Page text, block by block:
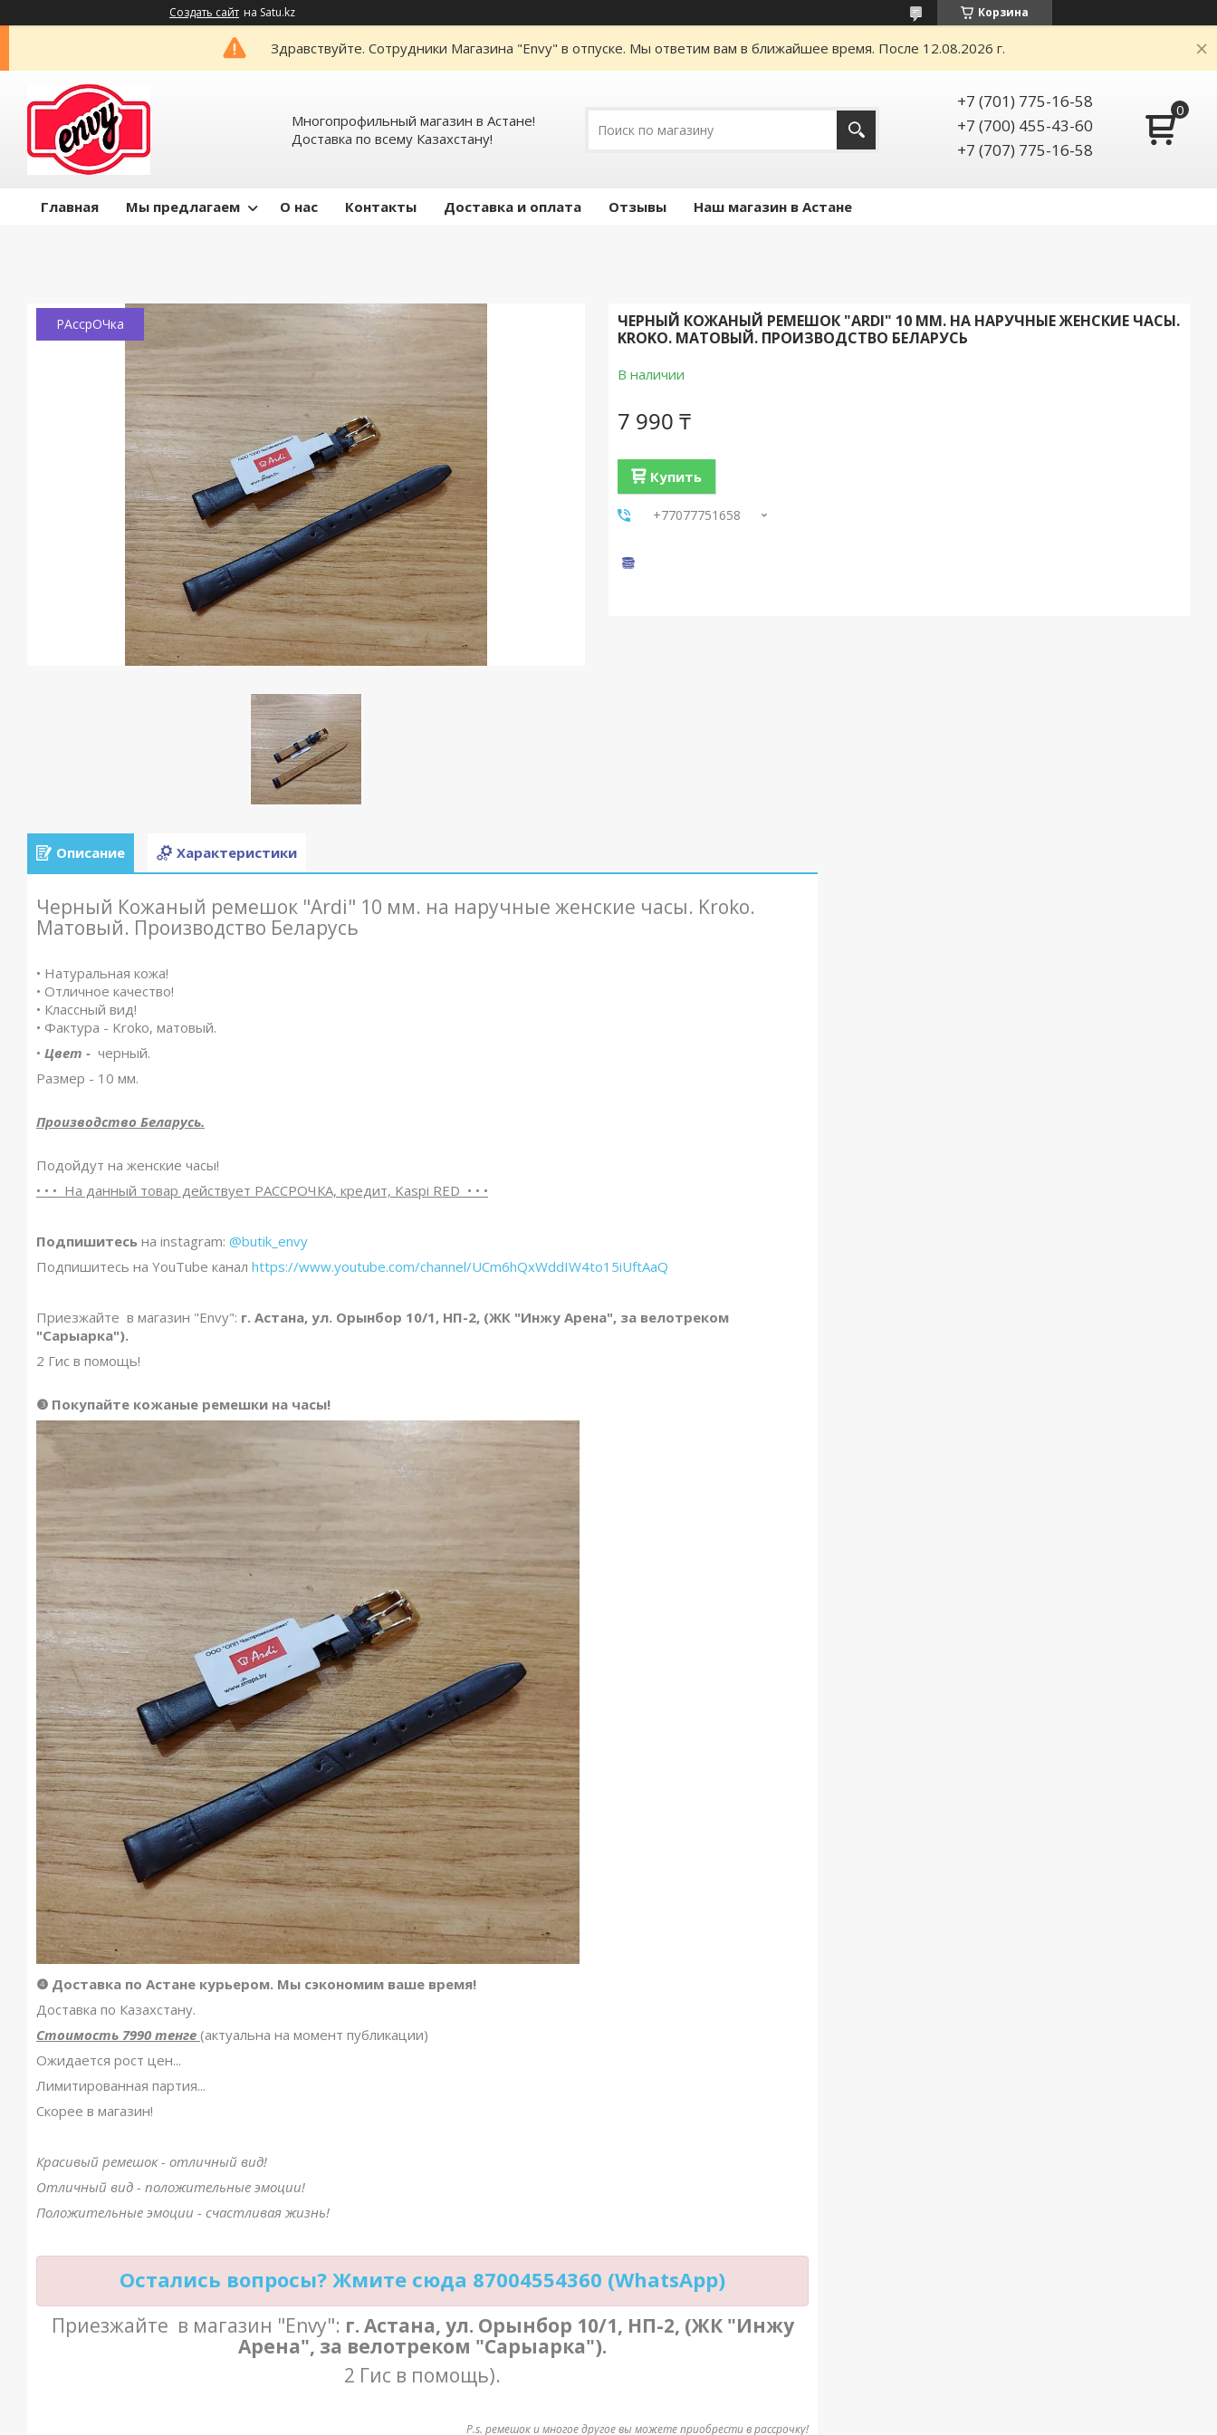
Создать сайт на Satu.kz Корзина
Здравствуйте. Сотрудники Магазина "Envy" в отпуске. Мы ответим вам в ближайшее время. После 12.08.2026 г.
Многопрофильный магазин в Астане!
Доставка по всему Казахстану!
+7 (701) 775-16-58
+7 (700) 455-43-60
+7 (707) 775-16-58
Главная Мы предлагаем О нас Контакты Доставка и оплата Отзывы Наш магазин в Астане
РАссрОЧка
ЧЕРНЫЙ КОЖАНЫЙ РЕМЕШОК "ARDI" 10 ММ. НА НАРУЧНЫЕ ЖЕНСКИЕ ЧАСЫ.
KROKO. МАТОВЫЙ. ПРОИЗВОДСТВО БЕЛАРУСЬ
В наличии
7 990 ₸
Купить
+77077751658
Описание Характеристики
Черный Кожаный ремешок "Ardi" 10 мм. на наручные женские часы. Kroko.
Матовый. Производство Беларусь
• Натуральная кожа!
• Отличное качество!
• Классный вид!
• Фактура - Kroko, матовый.
• Цвет - черный.
Размер - 10 мм.
Производство Беларусь.
Подойдут на женские часы!
• • • На данный товар действует РАССРОЧКА, кредит, Kaspi RED • • •
Подпишитесь на instagram: @butik_envy
Подпишитесь на YouTube канал https://www.youtube.com/channel/UCm6hQxWddIW4to15iUftAaQ
Приезжайте в магазин "Envy": г. Астана, ул. Орынбор 10/1, НП-2, (ЖК "Инжу Арена", за велотреком
"Сарыарка").
2 Гис в помощь!
❸ Покупайте кожаные ремешки на часы!
❹ Доставка по Астане курьером. Мы сэкономим ваше время!
Доставка по Казахстану.
Стоимость 7990 тенге (актуальна на момент публикации)
Ожидается рост цен...
Лимитированная партия...
Скорее в магазин!
Красивый ремешок - отличный вид!
Отличный вид - положительные эмоции!
Положительные эмоции - счастливая жизнь!
Остались вопросы? Жмите сюда 87004554360 (WhatsApp)
Приезжайте в магазин "Envy": г. Астана, ул. Орынбор 10/1, НП-2, (ЖК "Инжу
Арена", за велотреком "Сарыарка").
2 Гис в помощь).
P.s. ремешок и многое другое вы можете приобрести в рассрочку!